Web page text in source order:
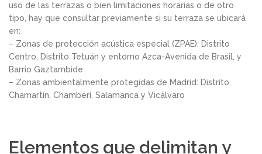
uso de las terrazas o bien limitaciones horarias o de otro
tipo, hay que consultar previamente si su terraza se ubicará
en:
– Zonas de protección acústica especial (ZPAE): Distrito
Centro, Distrito Tetuán y entorno Azca-Avenida de Brasil, y
Barrio Gaztambide
– Zonas ambientalmente protegidas de Madrid: Distrito
Chamartín, Chamberí, Salamanca y Vicálvaro
Elementos que delimitan y